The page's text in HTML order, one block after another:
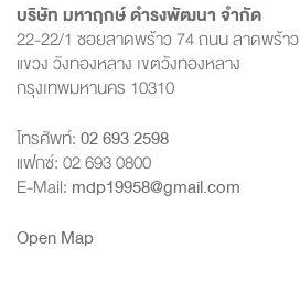
บริษัท มหาฤกษ์ ดำรงพัฒนา จำกัด
22-22/1 ซอยลาดพร้าว 74 ถนน ลาดพร้าว
แขวง วังทองหลาง เขตวังทองหลาง
กรุงเทพมหานคร 10310
โทรศัพท์:02 693 2598
แฟกซ์: 02 693 0800
E-Mail: mdp19958@gmail.com
Open Map